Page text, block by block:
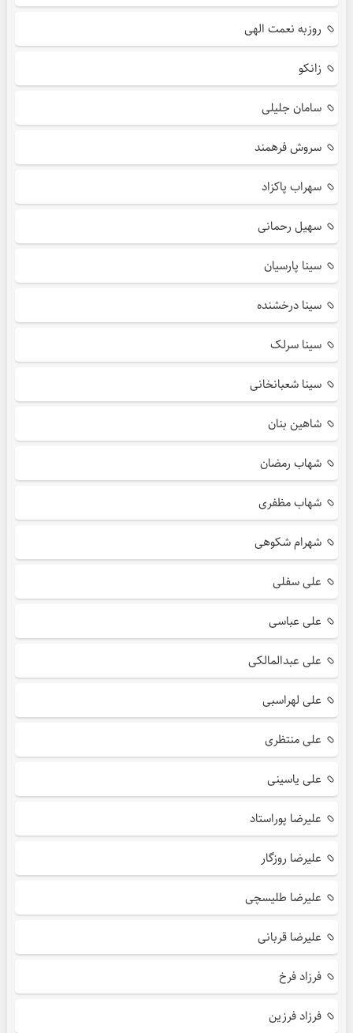
روزبه نعمت الهی
زانکو
سامان جلیلی
سروش فرهمند
سهراب پاکزاد
سهیل رحمانی
سینا پارسیان
سینا درخشنده
سینا سرلک
سینا شعبانخانی
شاهین بنان
شهاب رمضان
شهاب مظفری
شهرام شکوهی
علی سفلی
علی عباسی
علی عبدالمالکی
علی لهراسبی
علی منتظری
علی یاسینی
علیرضا پوراستاد
علیرضا روزگار
علیرضا طلیسچی
علیرضا قربانی
فرزاد فرخ
فرزاد فرزین